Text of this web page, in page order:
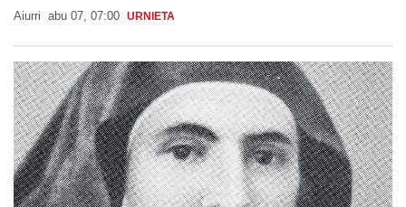
Aiurri abu 07, 07:00 URNIETA